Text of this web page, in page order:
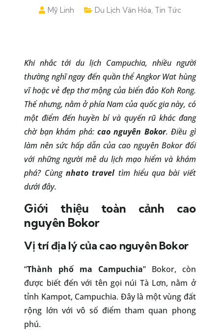
Mỹ Linh Du Lịch Văn Hóa, Tin Tức
Khi nhắc tới du lịch Campuchia, nhiều người
thường nghĩ ngay đến quần thể Angkor Wat hùng
vĩ hoặc vẻ đẹp thơ mộng của biển đảo Koh Rong.
Thế nhưng, nằm ở phía Nam của quốc gia này, có
một điểm đến huyền bí và quyến rũ khác đang
chờ bạn khám phá: cao nguyên Bokor. Điều gì
làm nên sức hấp dẫn của cao nguyên Bokor đối
với những người mê du lịch mạo hiểm và khám
phá? Cùng nhato travel tìm hiểu qua bài viết
dưới đây.
Giới thiệu toàn cảnh cao
nguyên Bokor
Vị trí địa lý của cao nguyên Bokor
“Thành phố ma Campuchia” Bokor, còn
được biết đến với tên gọi núi Tà Lơn, nằm ở
tỉnh Kampot, Campuchia. Đây là một vùng đất
rộng lớn với vô số điểm tham quan phong
phú.